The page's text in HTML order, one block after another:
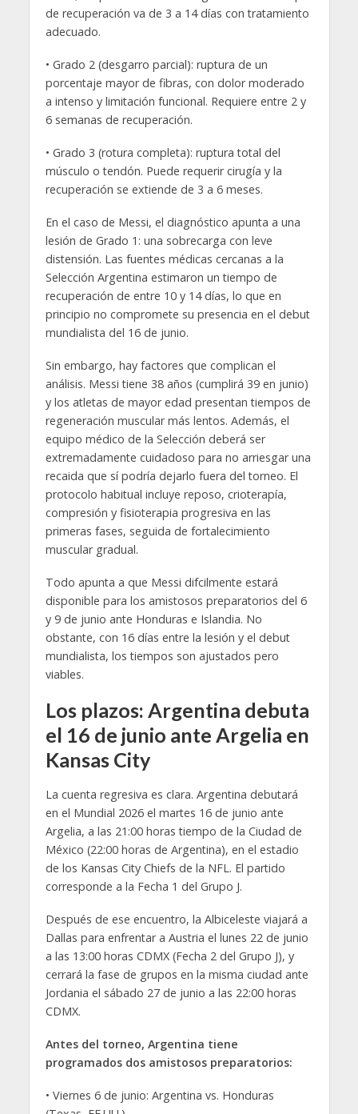
de recuperación va de 3 a 14 días con tratamiento
adecuado.
• Grado 2 (desgarro parcial): ruptura de un
porcentaje mayor de fibras, con dolor moderado
a intenso y limitación funcional. Requiere entre 2 y
6 semanas de recuperación.
• Grado 3 (rotura completa): ruptura total del
músculo o tendón. Puede requerir cirugía y la
recuperación se extiende de 3 a 6 meses.
En el caso de Messi, el diagnóstico apunta a una
lesión de Grado 1: una sobrecarga con leve
distensión. Las fuentes médicas cercanas a la
Selección Argentina estimaron un tiempo de
recuperación de entre 10 y 14 días, lo que en
principio no compromete su presencia en el debut
mundialista del 16 de junio.
Sin embargo, hay factores que complican el
análisis. Messi tiene 38 años (cumplirá 39 en junio)
y los atletas de mayor edad presentan tiempos de
regeneración muscular más lentos. Además, el
equipo médico de la Selección deberá ser
extremadamente cuidadoso para no arriesgar una
recaida que sí podría dejarlo fuera del torneo. El
protocolo habitual incluye reposo, crioterapía,
compresión y fisioterapia progresiva en las
primeras fases, seguida de fortalecimiento
muscular gradual.
Todo apunta a que Messi difcilmente estará
disponible para los amistosos preparatorios del 6
y 9 de junio ante Honduras e Islandia. No
obstante, con 16 días entre la lesión y el debut
mundialista, los tiempos son ajustados pero
viables.
Los plazos: Argentina debuta
el 16 de junio ante Argelia en
Kansas City
La cuenta regresiva es clara. Argentina debutará
en el Mundial 2026 el martes 16 de junio ante
Argelia, a las 21:00 horas tiempo de la Ciudad de
México (22:00 horas de Argentina), en el estadio
de los Kansas City Chiefs de la NFL. El partido
corresponde a la Fecha 1 del Grupo J.
Después de ese encuentro, la Albiceleste viajará a
Dallas para enfrentar a Austria el lunes 22 de junio
a las 13:00 horas CDMX (Fecha 2 del Grupo J), y
cerrará la fase de grupos en la misma ciudad ante
Jordania el sábado 27 de junio a las 22:00 horas
CDMX.
Antes del torneo, Argentina tiene
programados dos amistosos preparatorios:
• Viernes 6 de junio: Argentina vs. Honduras